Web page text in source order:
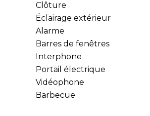
Clôture
Éclairage extérieur
Alarme
Barres de fenêtres
Interphone
Portail électrique
Vidéophone
Barbecue